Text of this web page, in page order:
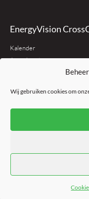
Wij gebruiken cookies om
EnergyVision
Kalender
Jouw borstnummer